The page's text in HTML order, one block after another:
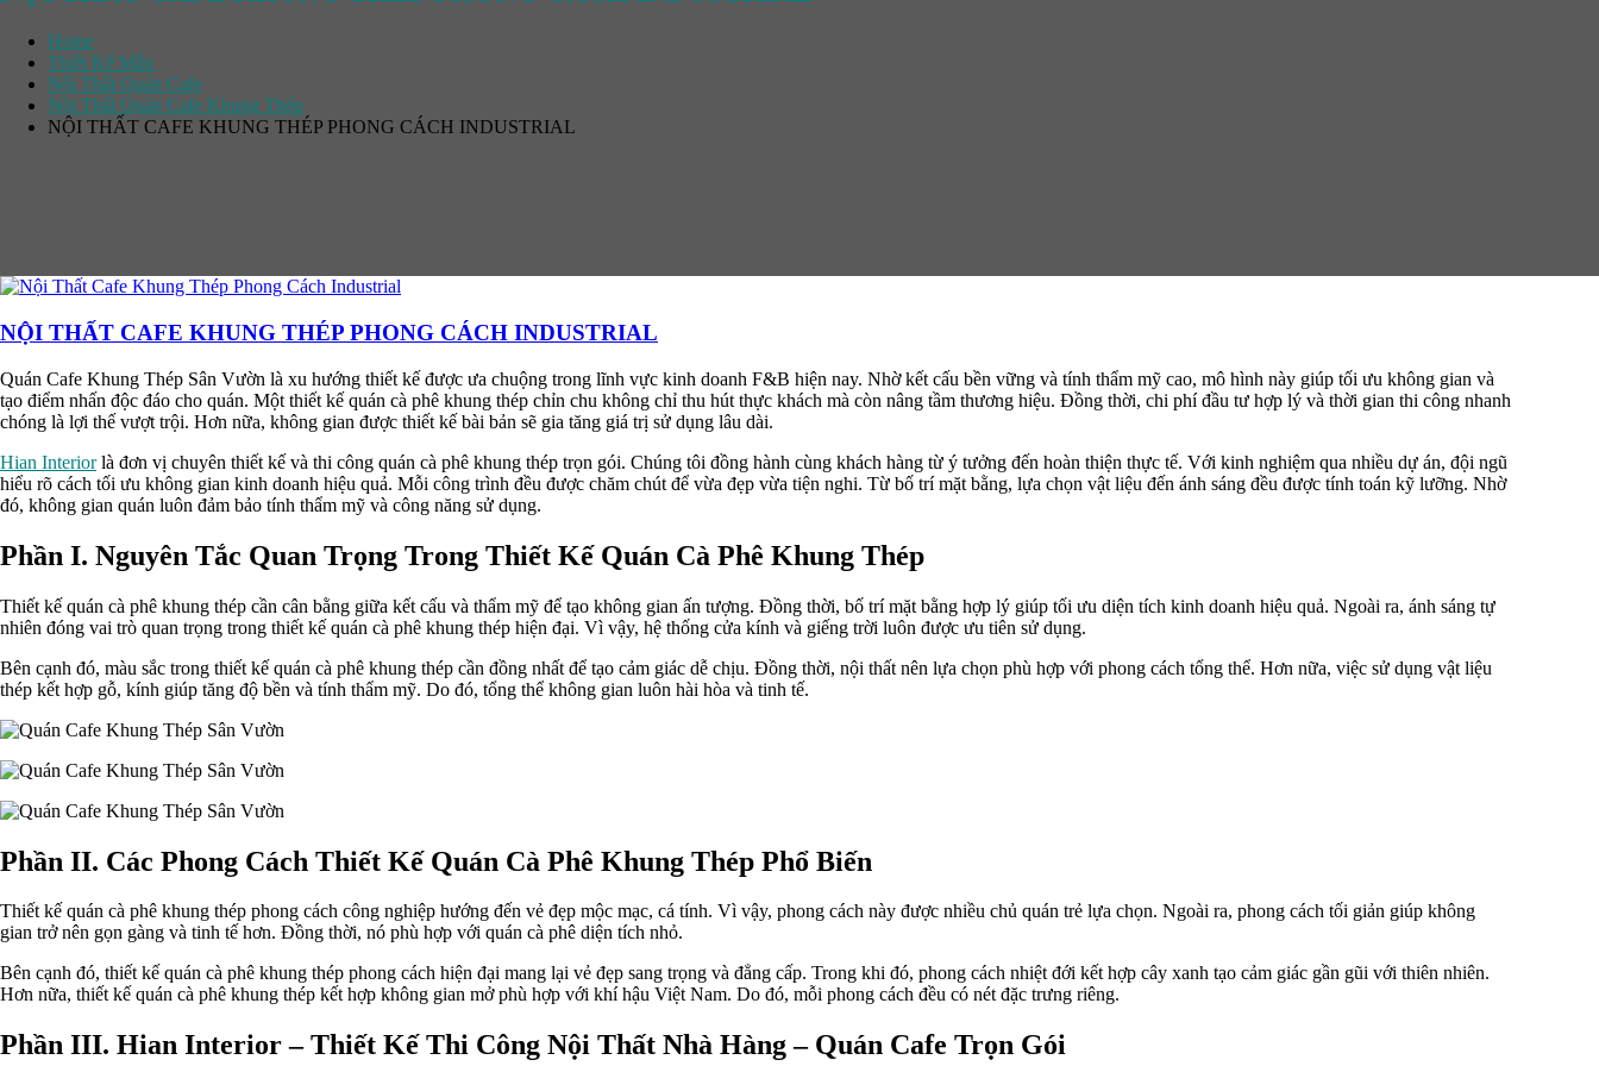
Home
Thiết Kế Mẫu
Nội Thất Quán Cafe
Nội Thất Quán Cafe Khung Thép
NỘI THẤT CAFE KHUNG THÉP PHONG CÁCH INDUSTRIAL
NỘI THẤT CAFE KHUNG THÉP PHONG CÁCH INDUSTRIAL
Quán Cafe Khung Thép Sân Vườn là xu hướng thiết kế được ưa chuộng trong lĩnh vực kinh doanh F&B hiện nay. Nhờ kết cấu bền vững và tính thẩm mỹ cao, mô hình này giúp tối ưu không gian và
tạo điểm nhấn độc đáo cho quán. Một thiết kế quán cà phê khung thép chỉn chu không chỉ thu hút thực khách mà còn nâng tầm thương hiệu. Đồng thời, chi phí đầu tư hợp lý và thời gian thi công nhanh
chóng là lợi thế vượt trội. Hơn nữa, không gian được thiết kế bài bản sẽ gia tăng giá trị sử dụng lâu dài.
Hian Interiorlà đơn vị chuyên thiết kế và thi công quán cà phê khung thép trọn gói. Chúng tôi đồng hành cùng khách hàng từ ý tưởng đến hoàn thiện thực tế. Với kinh nghiệm qua nhiều dự án, đội ngũ
hiểu rõ cách tối ưu không gian kinh doanh hiệu quả. Mỗi công trình đều được chăm chút để vừa đẹp vừa tiện nghi. Từ bố trí mặt bằng, lựa chọn vật liệu đến ánh sáng đều được tính toán kỹ lưỡng. Nhờ
đó, không gian quán luôn đảm bảo tính thẩm mỹ và công năng sử dụng.
Phần I. Nguyên Tắc Quan Trọng Trong Thiết Kế Quán Cà Phê Khung Thép
Thiết kế quán cà phê khung thép cần cân bằng giữa kết cấu và thẩm mỹ để tạo không gian ấn tượng. Đồng thời, bố trí mặt bằng hợp lý giúp tối ưu diện tích kinh doanh hiệu quả. Ngoài ra, ánh sáng tự
nhiên đóng vai trò quan trọng trong thiết kế quán cà phê khung thép hiện đại. Vì vậy, hệ thống cửa kính và giếng trời luôn được ưu tiên sử dụng.
Bên cạnh đó, màu sắc trong thiết kế quán cà phê khung thép cần đồng nhất để tạo cảm giác dễ chịu. Đồng thời, nội thất nên lựa chọn phù hợp với phong cách tổng thể. Hơn nữa, việc sử dụng vật liệu
thép kết hợp gỗ, kính giúp tăng độ bền và tính thẩm mỹ. Do đó, tổng thể không gian luôn hài hòa và tinh tế.
Phần II. Các Phong Cách Thiết Kế Quán Cà Phê Khung Thép Phổ Biến
Thiết kế quán cà phê khung thép phong cách công nghiệp hướng đến vẻ đẹp mộc mạc, cá tính. Vì vậy, phong cách này được nhiều chủ quán trẻ lựa chọn. Ngoài ra, phong cách tối giản giúp không
gian trở nên gọn gàng và tinh tế hơn. Đồng thời, nó phù hợp với quán cà phê diện tích nhỏ.
Bên cạnh đó, thiết kế quán cà phê khung thép phong cách hiện đại mang lại vẻ đẹp sang trọng và đẳng cấp. Trong khi đó, phong cách nhiệt đới kết hợp cây xanh tạo cảm giác gần gũi với thiên nhiên.
Hơn nữa, thiết kế quán cà phê khung thép kết hợp không gian mở phù hợp với khí hậu Việt Nam. Do đó, mỗi phong cách đều có nét đặc trưng riêng.
Phần III. Hian Interior – Thiết Kế Thi Công Nội Thất Nhà Hàng – Quán Cafe Trọn Gói